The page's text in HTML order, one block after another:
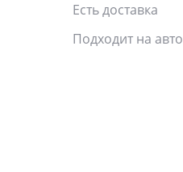
Есть доставка
Подходит на авто